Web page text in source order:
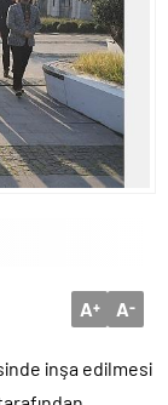
hepimizin”
buluştu
A+ A-
inşa edilmesi